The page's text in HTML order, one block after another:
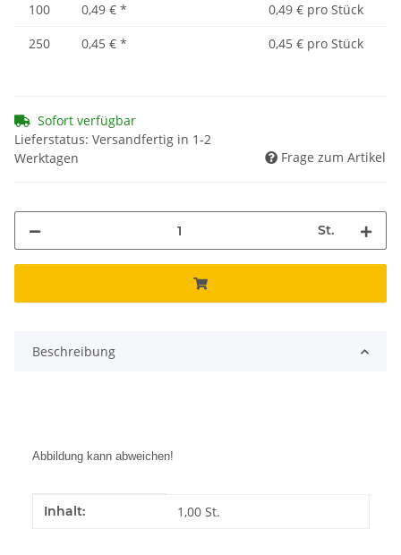
100
0,49 € *
0,49 € pro Stück
250
0,45 € * 0,45 € pro Stück
Sofort verfügbar
Lieferstatus: Versandfertig in 1-2
Werktagen
Frage zum Artikel
St.
Beschreibung
Abbildung kann abweichen!
Produkteigenschaft
Wert
Inhalt: 1,00 St.